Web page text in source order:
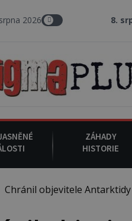
2026 8. srpna 2008 :
ZÁHADY
HISTORIE
Chránil objevitele